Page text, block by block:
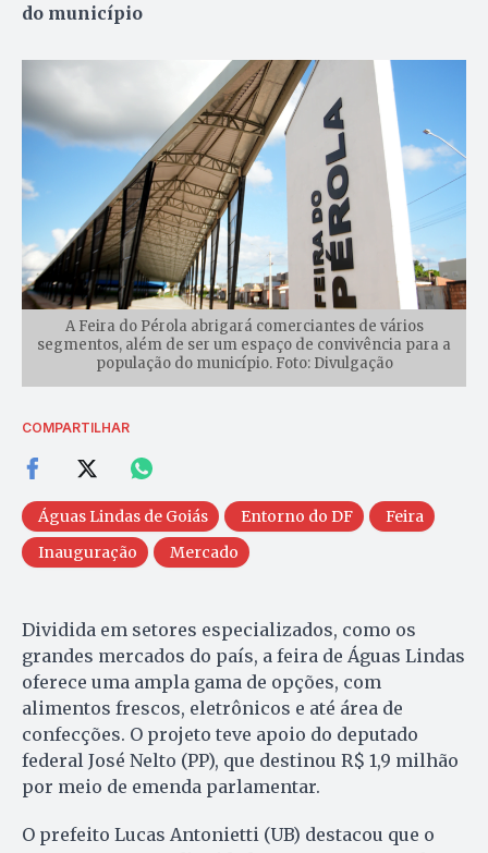
do município
A Feira do Pérola abrigará comerciantes de vários
segmentos, além de ser um espaço de convivência para a
população do município. Foto: Divulgação
COMPARTILHAR
Águas Lindas de Goiás Entorno do DF
Feira
Inauguração
Mercado
Dividida em setores especializados, como os
grandes mercados do país, a feira de Águas Lindas
oferece uma ampla gama de opções, com
alimentos frescos, eletrônicos e até área de
confecções. O projeto teve apoio do deputado
federal José Nelto (PP), que destinou R$ 1,9 milhão
por meio de emenda parlamentar.
O prefeito Lucas Antonietti (UB) destacou que o